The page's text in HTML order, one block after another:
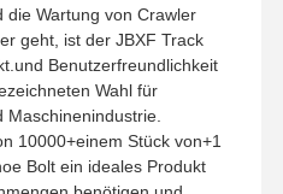
die Wartung von Crawler
geht, ist der JBXF Track
Benutzerfreundlichkeit
Wahl für
10000+einem Stück von+1
Bolt ein ideales Produkt